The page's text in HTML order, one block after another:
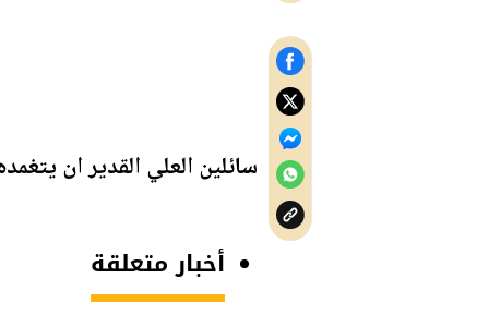
سائلين العلي القدير ان
أخبار متعلقة